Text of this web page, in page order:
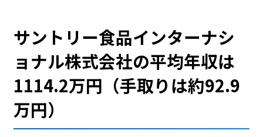
サントリー食品インターナシ
ョナル株式会社の平均年収は
1114.2万円（手取りは約92.9
万円）